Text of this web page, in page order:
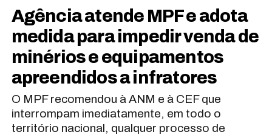
Agência atende MPF e adota
medida para impedir venda de
minérios e equipamentos
apreendidos a infratores
O MPF recomendou à ANM e à CEF que
interrompam imediatamente, em todo o
território nacional, qualquer processo de